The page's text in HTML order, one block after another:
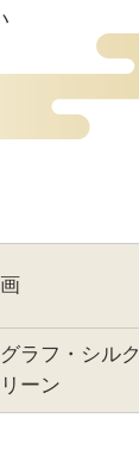
ラフ・シルク
ーン